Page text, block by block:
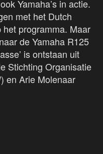
Yamaha’s in actie.
met het Dutch
programma. Maar
de Yamaha R125
is ontstaan uit
Stichting Organisatie
en Arie Molenaar